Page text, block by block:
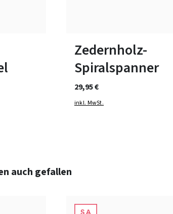
Zedernholz-
Spiralspanner
29,95 €
inkl. MwSt.
auch gefallen